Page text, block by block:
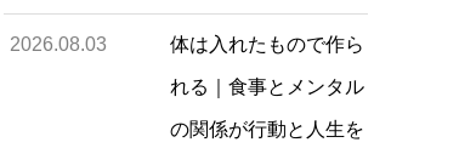
2026.08.03 体は入れたもので作ら
れる｜食事とメンタル
の関係が行動と人生を